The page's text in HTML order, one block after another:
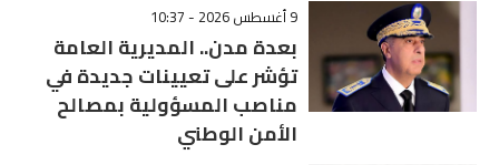
9 أغسطس 2026 - 10:37
بعدة مدن.. المديرية العامة
تؤشر على تعيينات جديدة في
مناصب المسؤولية بمصالح
الأمن الوطني